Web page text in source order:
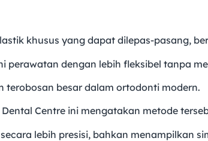
khusus yang dapat dilepas-pasang,
perawatan dengan lebih fleksibel tanpa
terobosan besar dalam ortodonti modern.
Centre ini mengatakan metode
lebih presisi, bahkan menampilkan